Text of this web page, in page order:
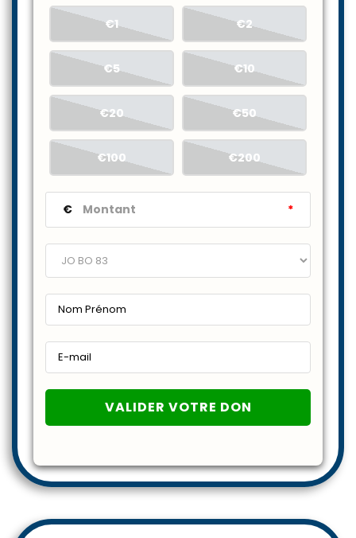
€1 €2
€5 €10
€20 €50
€100 €200
€ *